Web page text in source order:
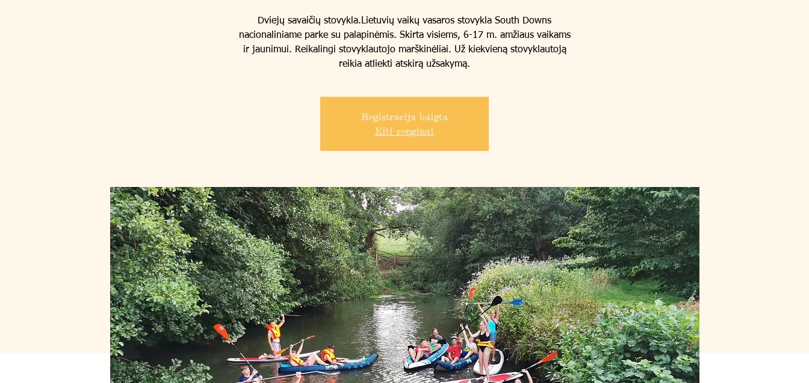
Dviejų savaičių stovykla.Lietuvių vaikų vasaros stovykla South Downs
nacionaliniame parke su palapinėmis. Skirta visiems, 6-17 m. amžiaus vaikams
ir jaunimui. Reikalingi stovyklautojo marškinėliai. Už kiekvieną stovyklautoją
reikia atliekti atskirą užsakymą.
Registracija baigta
Kiti renginai